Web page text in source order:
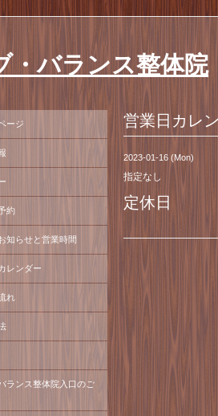
・バランス整体院
営業日カレ
2023-01-16 (Mon)
指定なし
定休日
ージ
約
知らせと営業時間
レンダー
れ
ランス整体院入口のご